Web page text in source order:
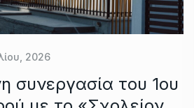
2026
συνεργασία του 1ου